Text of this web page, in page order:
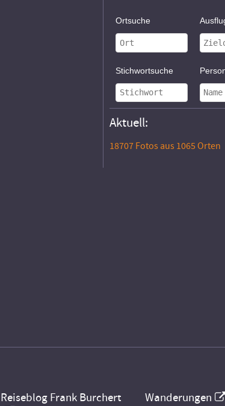
Ortsuche
Stichwortsuche
Aktuell:
18707 Fotos aus 1065 Orten
Reiseblog Frank Burchert Wanderungen